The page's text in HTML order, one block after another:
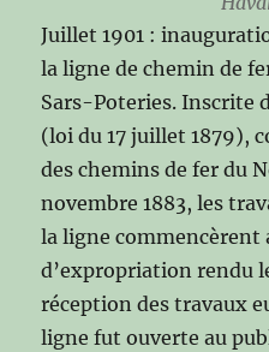
Juillet 1901 :
la ligne de chemin de
Sars-Poteries. Inscrite
(loi du 17 juillet 1879),
des chemins de fer du
novembre 1883, les
la ligne commencèrent
d’expropriation rendu
réception des travaux
ligne fut ouverte au